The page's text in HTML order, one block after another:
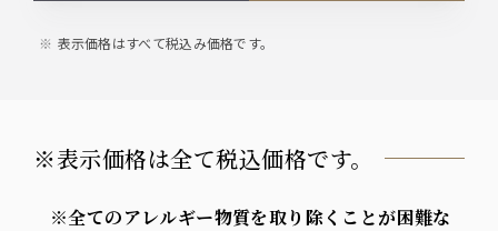
表示価格はすべて税込み価格です。
※表示価格は全て税込価格です。
※全てのアレルギー物質を取り除くことが困難な